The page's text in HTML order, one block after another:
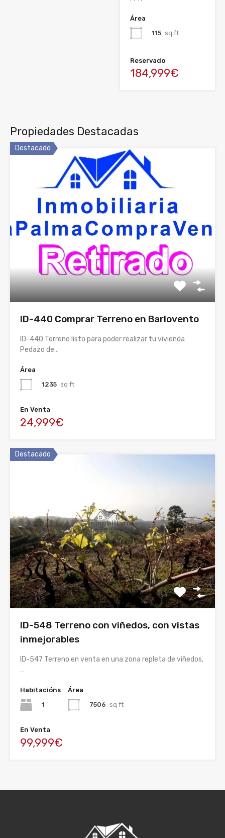
Área
115 sq ft
Reservado
184,999€
Propiedades Destacadas
Destacado
ID-440 Comprar Terreno en Barlovento
ID-440 Terreno listo para poder realizar tu vivienda
Pedazo de…
Área
1235 sq ft
En Venta
24,999€
Destacado
ID-548 Terreno con viñedos, con vistas
inmejorables
ID-547 Terreno en venta en una zona repleta de viñedos,
…
Habitacións
1
Área
7506 sq ft
En Venta
99,999€